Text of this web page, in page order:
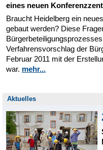
eines neuen
Braucht Heidelberg ein
gebaut werden? Diese
Verfahrensvorschlag der
Februar 2011 mit der
war. mehr...
Aktuelles